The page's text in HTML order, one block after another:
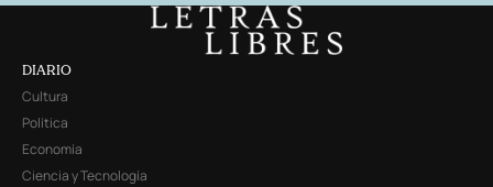
DIARIO
Cultura
Política
Economía
Ciencia y Tecnología